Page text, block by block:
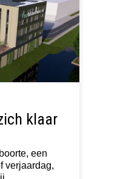
klaar
een
verjaardag,